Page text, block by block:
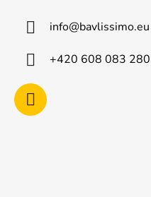
info@bavlissimo.eu
+420 608 083